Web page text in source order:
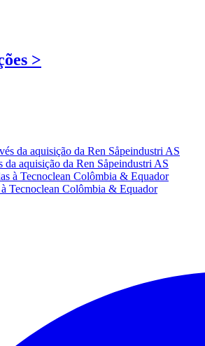
>
da aquisição da Ren Såpeindustri AS
Tecnoclean Colômbia & Equador